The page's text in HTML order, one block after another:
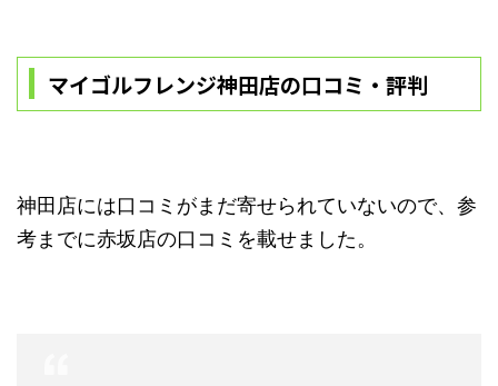
マイゴルフレンジ神田店の口コミ・評判
神田店には口コミがまだ寄せられていないので、参
考までに赤坂店の口コミを載せました。